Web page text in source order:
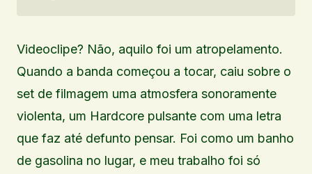
Videoclipe? Não, aquilo foi um atropelamento.
Quando a banda começou a tocar, caiu sobre o
set de filmagem uma atmosfera sonoramente
violenta, um Hardcore pulsante com uma letra
que faz até defunto pensar. Foi como um banho
de gasolina no lugar, e meu trabalho foi só